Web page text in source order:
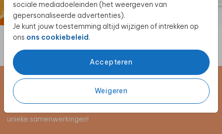
sociale mediadoeleinden (het weergeven van
gepersonaliseerde advertenties).
Je kunt jouw toestemming altijd wijzigen of intrekken op
ons ons cookiebeleid.
Accepteren
Weigeren
Schrijf je in voor de nieuwsbrief
unieke samenwerkingen!